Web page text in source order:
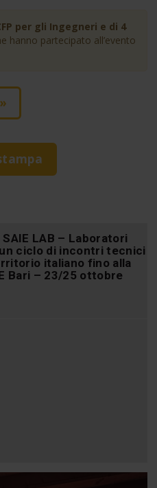
per gli Ingegneri e di 4
hanno partecipato all’evento
LAB – Laboratori
ciclo di incontri tecnici
italiano fino alla
Bari – 23/25 ottobre